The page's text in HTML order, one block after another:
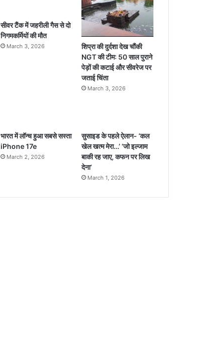
सीवर टैंक में जहरीली गैस से दो
निगमकर्मियों की मौत
March 3, 2026
शिप्रा की दुर्दशा देख चौंकी
NGT की टीम: 50 साल पुराने
पेड़ों की कटाई और सीवरेज पर
जताई चिंता
March 3, 2026
भारत में लॉन्च हुआ सबसे सस्ता
iPhone 17e
March 2, 2026
सुसाइड के पहले ऐलान- ‘कल
खेल खत्म मेरा…’ ‘जो इल्जाम
बाकी रह जाए, कफन पर लिख
देना’
March 1, 2026